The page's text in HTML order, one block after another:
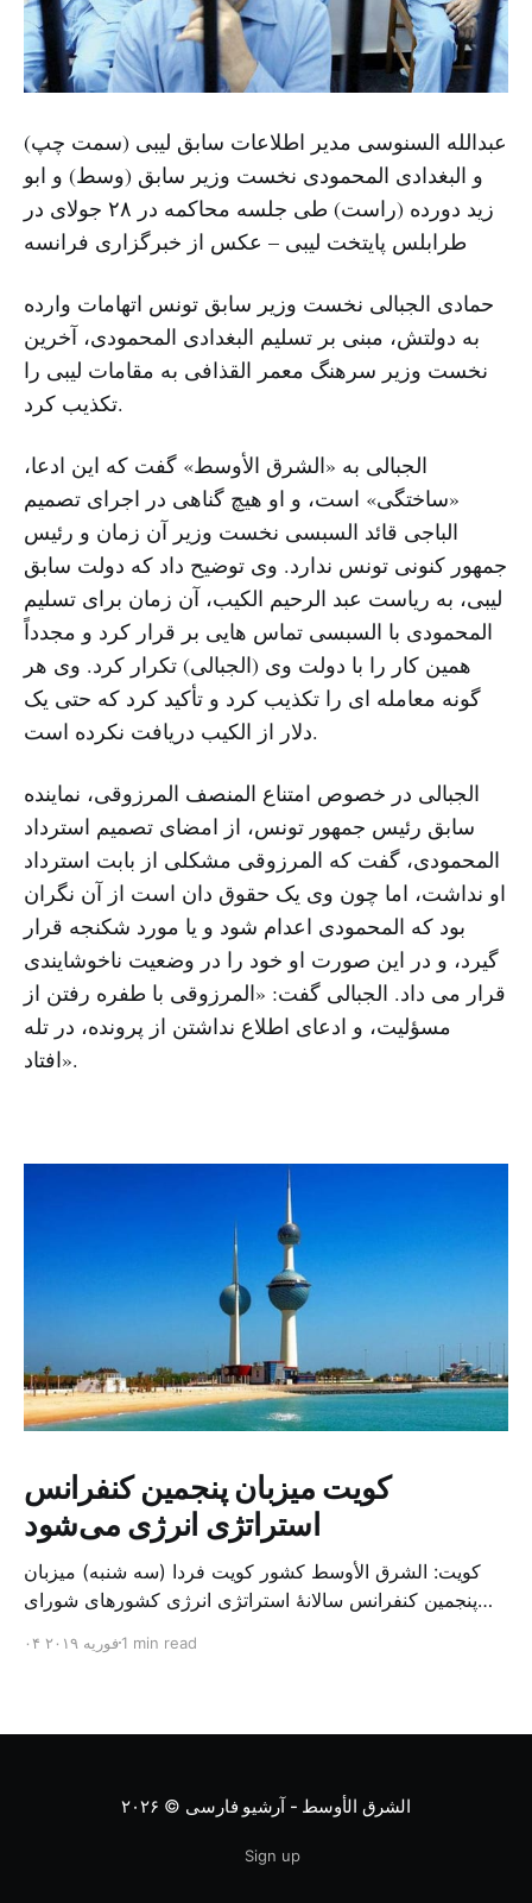
عبدالله السنوسی مدیر اطلاعات سابق لیبی (سمت چپ)
و البغدادی المحمودی نخست وزیر سابق (وسط) و ابو
زید دورده (راست) طی جلسه محاکمه در ۲۸ جولای در
طرابلس پایتخت لیبی – عکس از خبرگزاری فرانسه
حمادی الجبالی نخست وزیر سابق تونس اتهامات وارده
به دولتش، مبنی بر تسلیم البغدادی المحمودی، آخرین
نخست وزیر سرهنگ معمر القذافی به مقامات لیبی را
تکذیب کرد.
الجبالی به «الشرق الأوسط» گفت که این ادعا،
«ساختگی» است، و او هیچ گناهی در اجرای تصمیم
الباجی قائد السبسی نخست وزیر آن زمان و رئیس
جمهور کنونی تونس ندارد. وی توضیح داد که دولت سابق
لیبی، به ریاست عبد الرحیم الکیب، آن زمان برای تسلیم
المحمودی با السبسی تماس هایی بر قرار کرد و مجدداً
همین کار را با دولت وی (الجبالی) تکرار کرد. وی هر
گونه معامله ای را تکذیب کرد و تأکید کرد که حتی یک
دلار از الکیب دریافت نکرده است.
الجبالی در خصوص امتناع المنصف المرزوقی، نماینده
سابق رئیس جمهور تونس، از امضای تصمیم استرداد
المحمودی، گفت که المرزوقی مشکلی از بابت استرداد
او نداشت، اما چون وی یک حقوق دان است از آن نگران
بود که المحمودی اعدام شود و یا مورد شکنجه قرار
گیرد، و در این صورت او خود را در وضعیت ناخوشایندی
قرار می داد. الجبالی گفت: «المرزوقی با طفره رفتن از
مسؤلیت، و ادعای اطلاع نداشتن از پرونده، در تله
افتاد».
کویت میزبان پنجمین کنفرانس
استراتژی انرژی می‌شود
کویت: الشرق الأوسط کشور کویت فردا (سه شنبه) میزبان
پنجمین کنفرانس سالانهٔ استراتژی انرژی کشورهای شورای
متخصص از شرکت‌های جهانی نفت و گاز در این کنفرانس
۰۴ فوریه ۲۰۱۹1 min read
الشرق الأوسط - آرشیو فارسی © ۲۰۲۶
Sign up